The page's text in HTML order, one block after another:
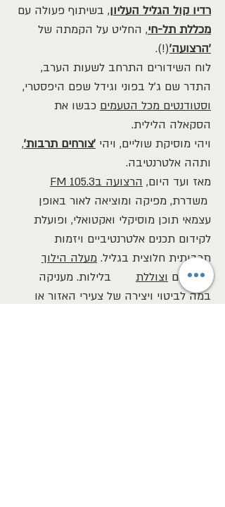
רדיו קול הגליל העליון, בשיתוף פעולה עם
מכללת תל-חי, החליט על הקמתה של
'הרצועה'(!).
לוח השידורים התרחב לשעות הערב,
התדר שם ג'ל בפוני וגידל שפם היפסטרי,
וסטודנטים מכל הטעמים כבשו את
הסקאלה הלילית.
ויהי מוסיקת שוליים, ויהי 'צורחים תרבות',
ותהה אלטרנטיבה.
מאז ועד היום, הרצועה ב105.3 FM
משדרת, מפיקה ומוציאה לאור באופן
עצמאי תוכן מוסיקלי ואקטואלי, ופועלת
לקידום תכנים אלטרנטיביים ויזמות
תרבותית חלוצית בגליל. מעלה הילוך
בערבים וצוללת בלילות. מעניקה
במה לביטוי ויצירה של צעירי האזור או